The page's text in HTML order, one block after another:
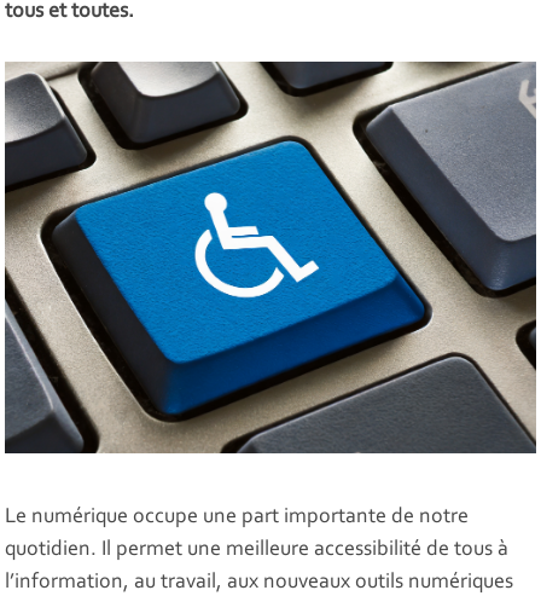
tous et toutes.
Le numérique occupe une part importante de notre
quotidien. Il permet une meilleure accessibilité de tous à
l’information, au travail, aux nouveaux outils numériques